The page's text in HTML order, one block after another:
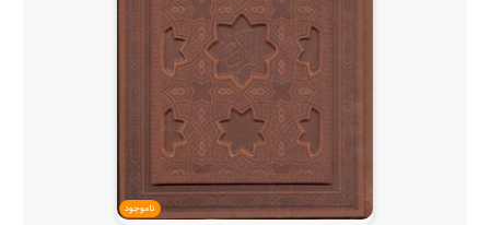
ناموجود